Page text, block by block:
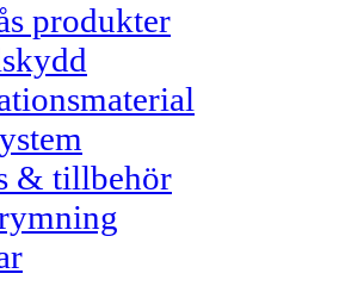
produkter
& tillbehör